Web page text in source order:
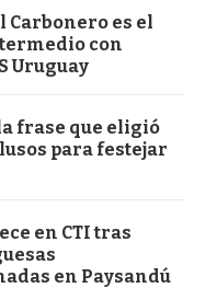
Carbonero es el
con
Uruguay
frase que eligió
para festejar
en CTI tras
en Paysandú